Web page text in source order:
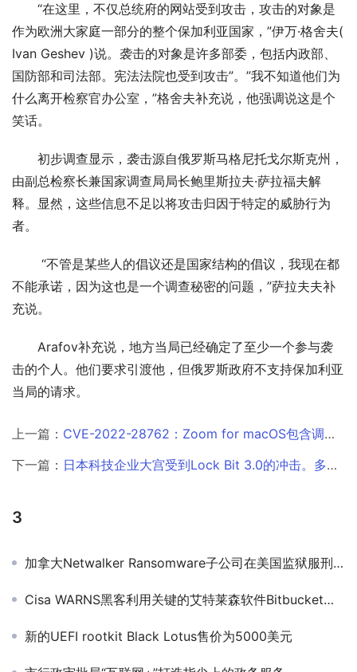
“在这里，不仅总统府的网站受到攻击，攻击的对象是
作为欧洲大家庭一部分的整个保加利亚国家，”伊万·格舍夫(
Ivan Geshev )说。袭击的对象是许多部委，包括内政部、
国防部和司法部。宪法法院也受到攻击”。”我不知道他们为
什么离开检察官办公室，”格舍夫补充说，他强调说这是个
笑话。
初步调查显示，袭击源自俄罗斯马格尼托戈尔斯克州，
由副总检察长兼国家调查局局长鲍里斯拉夫·萨拉福夫解
释。显然，这些信息不足以将攻击归因于特定的威胁行为
者。
“不管是某些人的倡议还是国家结构的倡议，我现在都
不能承诺，因为这也是一个调查秘密的问题，”萨拉夫夫补
充说。
Arafov补充说，地方当局已经确定了至少一个参与袭
击的个人。他们要求引渡他，但俄罗斯政府不支持保加利亚
当局的请求。
上一篇： CVE-2022-28762：Zoom for macOS包含调试端口配置错误￼
下一篇： 日本科技企业大宫受到Lock Bit 3.0的冲击。多条供应链潜在地受到影响
3
加拿大Netwalker Ransomware子公司在美国监狱服刑20年￼
Cisa WARNS黑客利用关键的艾特莱森软件Bitbucket服务器漏洞￼
新的UEFI rootkit Black Lotus售价为5000美元